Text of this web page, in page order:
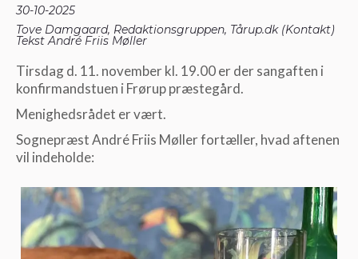
30-10-2025
Tove Damgaard, Redaktionsgruppen, Tårup.dk (Kontakt)
Tekst André Friis Møller
Tirsdag d. 11. november kl. 19.00 er der sangaften i
konfirmandstuen i Frørup præstegård.
Menighedsrådet er vært.
Sognepræst André Friis Møller fortæller, hvad aftenen
vil indeholde: